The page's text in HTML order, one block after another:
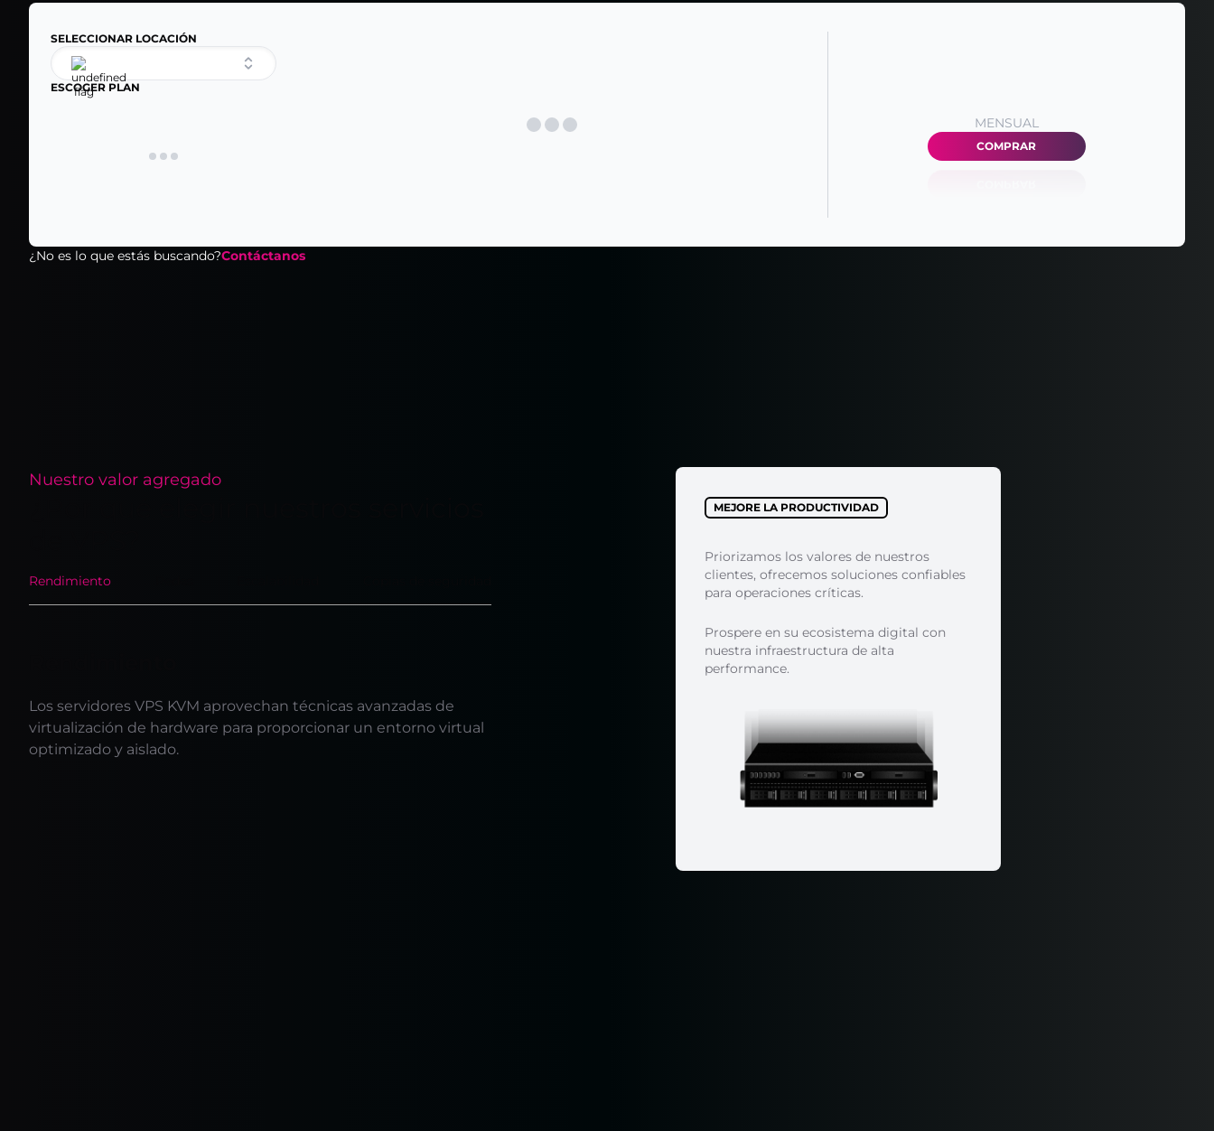
SELECCIONAR LOCACIÓN
ESCOGER PLAN
MENSUAL
COMPRAR
¿No es lo que estás buscando?Contáctanos
Nuestro valor agregado
Rendimiento
Los servidores VPS KVM aprovechan técnicas avanzadas de
virtualización de hardware para proporcionar un entorno virtual
optimizado y aislado.
MEJORE LA PRODUCTIVIDAD
Priorizamos los valores de nuestros
clientes, ofrecemos soluciones confiables
para operaciones críticas.
Prospere en su ecosistema digital con
nuestra infraestructura de alta
performance.